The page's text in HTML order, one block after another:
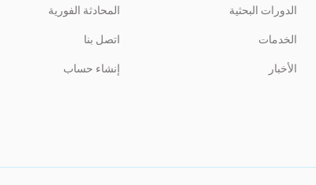
الدورات البحثية
الخدمات
الأخبار
المحادثة الفورية
اتصل بنا
إنشاء حساب